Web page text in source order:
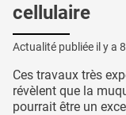
cellulaire
Actualité publiée il y a
Ces travaux très
révèlent que la
pourrait être un